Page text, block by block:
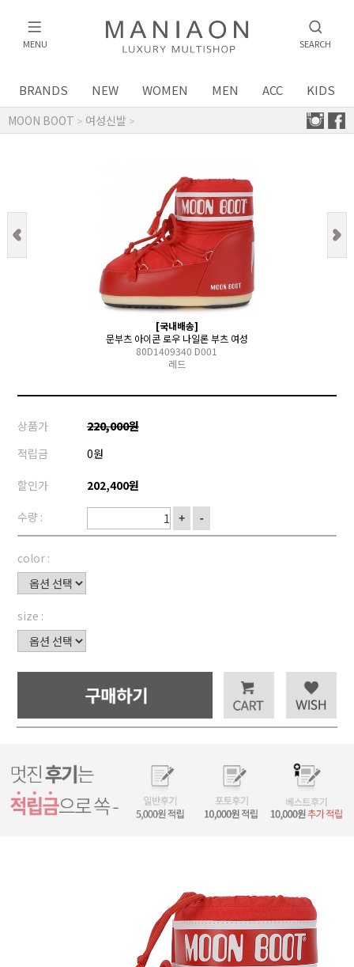
MENU SEARCH
BRANDS NEW WOMEN MEN ACC KIDS
MOON BOOT > 여성신발 >
[국내배송]
문부츠 아이콘 로우 나일론 부츠 여성
80D1409340 D001
레드
상품가
220,000원
적립금
0원
할인가
202,400원
수량 :
+ -
color :
size :